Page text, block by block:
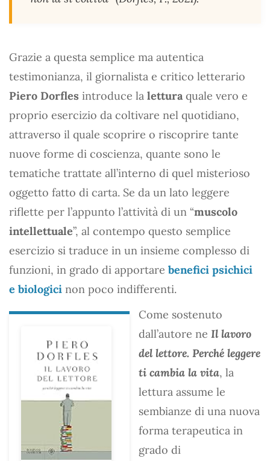
Grazie a questa semplice ma autentica
testimonianza, il giornalista e critico letterario
Piero Dorfles introduce la lettura quale vero e
proprio esercizio da coltivare nel quotidiano,
attraverso il quale scoprire o riscoprire tante
nuove forme di coscienza, quante sono le
tematiche trattate all’interno di quel misterioso
oggetto fatto di carta. Se da un lato leggere
riflette per l’appunto l’attività di un “muscolo
intellettuale”, al contempo questo semplice
esercizio si traduce in un insieme complesso di
funzioni, in grado di apportare benefici psichici
e biologici non poco indifferenti.
Come sostenuto
dall’autore ne Il lavoro
del lettore. Perché leggere
ti cambia la vita, la
lettura assume le
sembianze di una nuova
forma terapeutica in
grado di